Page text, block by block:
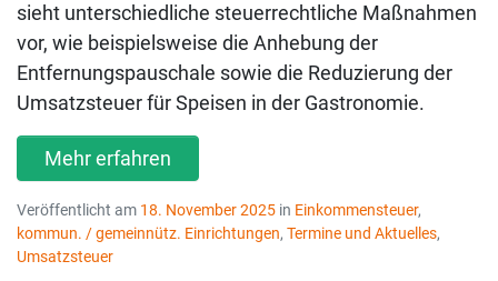
sieht unterschiedliche steuerrechtliche Maßnahmen
vor, wie beispielsweise die Anhebung der
Entfernungspauschale sowie die Reduzierung der
Umsatzsteuer für Speisen in der Gastronomie.
Mehr erfahren
Veröffentlicht am 18. November 2025 in Einkommensteuer,
kommun. / gemeinnütz. Einrichtungen, Termine und Aktuelles,
Umsatzsteuer